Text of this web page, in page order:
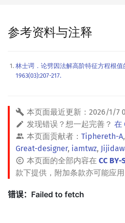
参考资料与注释
林士谔．论劈因法解高阶特征方程根值
1963(03):207-217.
本页面最近更新： 2026/1/7
发现错误？想一起完善？ 在
本页面贡献者： Tiphereth-A,
Great-designer, iamtwz,
本页面的全部内容在 CC BY-
款下提供，附加条款亦可能应用